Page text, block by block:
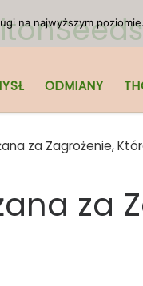
ODMIANY
za Zagrożenie,
za
na najwyższym poziomie.